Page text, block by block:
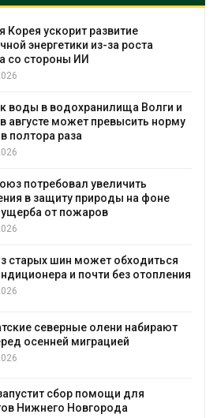
Корея ускорит развитие
энергетики из-за роста
со стороны ИИ
воды в водохранилища Волги и
августе может превысить норму
полтора раза
потребовал увеличить
в защиту природы на фоне
ущерба от пожаров
старых шин может обходиться
и почти без отопления
северные олени набирают
осенней миграцией
сбор помощи для
Нижнего Новгорода